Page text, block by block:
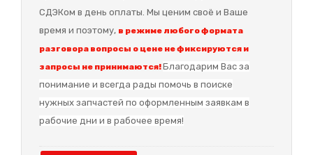
СДЭКом в день оплаты. Мы ценим своё и Ваше
время и поэтому, в режиме любого формата
разговора вопросы о цене не фиксируются и
запросы не принимаются!Благодарим Вас за
понимание и всегда рады помочь в поиске
нужных запчастей по оформленным заявкам в
рабочие дни и в рабочее время!